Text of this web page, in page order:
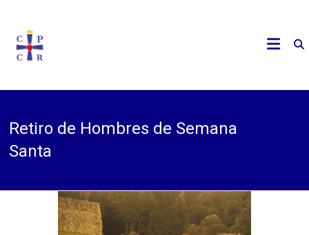
contenido
CPCR
Argentina
Cooperadores
Cooperatrices
en Argentina
Retiro de Hombres de Semana
Santa